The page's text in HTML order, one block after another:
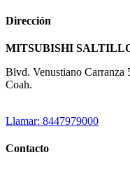
Dirección
MITSUBISHI
Blvd. Venustiano
Coah.
Llamar: 8447979000
Contacto